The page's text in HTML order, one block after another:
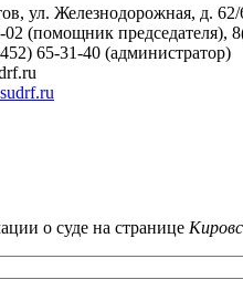
ул. Железнодорожная, д. 62/
(помощник председателя),
65-31-40 (администратор)
о суде на странице